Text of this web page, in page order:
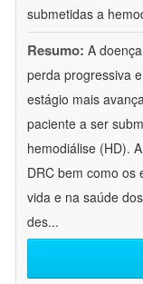
submetidas a
Resumo: A
perda progressiva
estágio mais
paciente a ser
hemodiálise (HD).
DRC bem como os
vida e na saúde
des...